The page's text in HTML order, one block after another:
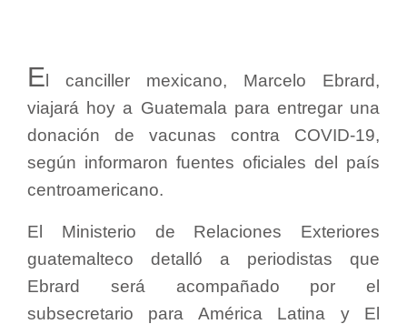
E l canciller mexicano, Marcelo Ebrard,
viajará hoy a Guatemala para entregar una
donación de vacunas contra COVID-19,
según informaron fuentes oficiales del país
centroamericano.
El Ministerio de Relaciones Exteriores
guatemalteco detalló a periodistas que
Ebrard será acompañado por el
subsecretario para América Latina y El